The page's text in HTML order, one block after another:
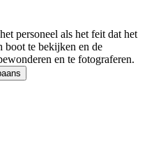
personeel als het feit dat het
boot te bekijken en de
en te fotograferen.